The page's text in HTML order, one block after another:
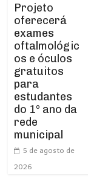
Projeto
oferecerá
exames
oftalmológic
os e óculos
gratuitos
para
estudantes
do 1º ano da
rede
municipal
5 de agosto de
2026